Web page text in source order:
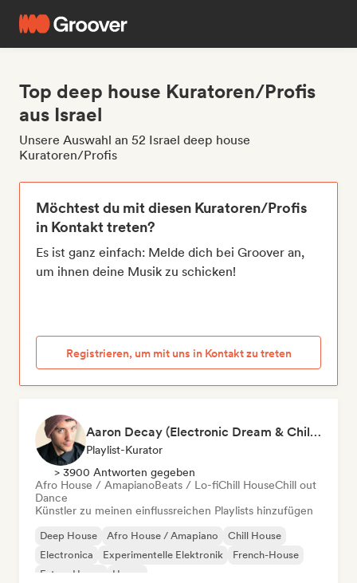
Top deep house Kuratoren/Profis
aus Israel
Unsere Auswahl an 52 Israel deep house
Kuratoren/Profis
Möchtest du mit diesen Kuratoren/Profis
in Kontakt treten?
Es ist ganz einfach: Melde dich bei Groover an,
um ihnen deine Musik zu schicken!
Registrieren, um mit uns in Kontakt zu treten
Aaron Decay (Electronic Dream & Chill Electronic Dream playlists)
Playlist-Kurator
> 3900 Antworten gegeben
Afro House / AmapianoBeats / Lo-fiChill HouseChill out
Dance
Künstler zu meinen einflussreichen Playlists hinzufügen
Deep House Afro House / Amapiano
Chill House
Electronica
Experimentelle Elektronik
French-House
Future House
House